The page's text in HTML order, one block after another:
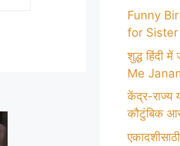
Funny
for Sister
शुद्ध हिंदी
Me
केंद्र-राज्य
कौटुंबिक